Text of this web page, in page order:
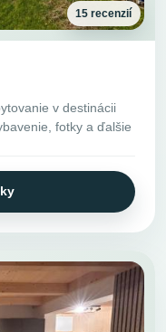
15 recenzií
v destinácii
fotky a ďalšie